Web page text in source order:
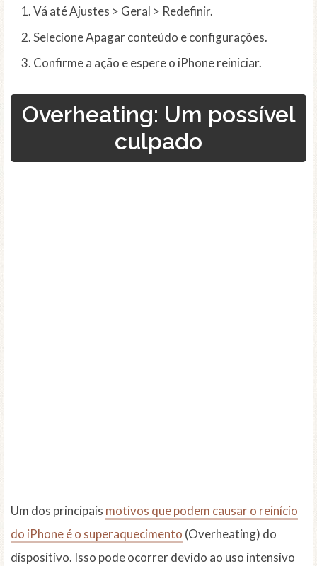
Vá até Ajustes > Geral > Redefinir.
Selecione Apagar conteúdo e configurações.
Confirme a ação e espere o iPhone reiniciar.
Overheating: Um possível
culpado
Um dos principais motivos que podem causar o reinício
do iPhone é o superaquecimento (Overheating) do
dispositivo. Isso pode ocorrer devido ao uso intensivo